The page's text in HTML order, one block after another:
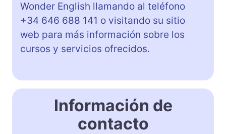
Wonder English llamando al teléfono
+34 646 688 141 o visitando su sitio
web para más información sobre los
cursos y servicios ofrecidos.
Información de
contacto